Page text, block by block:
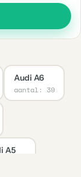
Audi A6
aantal: 39
A5